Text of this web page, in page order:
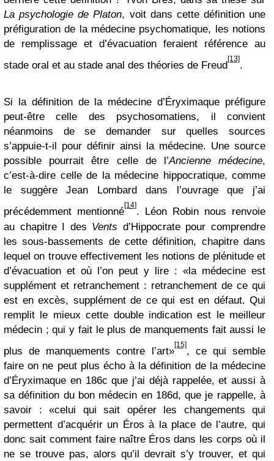
La psychologie de Platon, voit dans cette définition une
préfiguration de la médecine psychomatique, les notions
de remplissage et d’évacuation feraient référence au
stade oral et au stade anal des théories de Freud
[13]
.
Si la définition de la médecine d’Éryximaque préfigure
peut-être celle des psychosomatiens, il convient
néanmoins de se demander sur quelles sources
s’appuie-t-il pour définir ainsi la médecine. Une source
possible pourrait être celle de l’Ancienne médecine,
c’est-à-dire celle de la médecine hippocratique, comme
le suggère Jean Lombard dans l’ouvrage que j’ai
précédemment mentionné
[14]
. Léon Robin nous renvoie
au chapitre I des Vents d’Hippocrate pour comprendre
les sous-bassements de cette définition, chapitre dans
lequel on trouve effectivement les notions de plénitude et
d’évacuation et où l’on peut y lire : «la médecine est
supplément et retranchement : retranchement de ce qui
est en excès, supplément de ce qui est en défaut. Qui
remplit le mieux cette double indication est le meilleur
médecin ; qui y fait le plus de manquements fait aussi le
plus de manquements contre l’art»
[15]
, ce qui semble
faire on ne peut plus écho à la définition de la médecine
d’Éryximaque en 186c que j’ai déjà rappelée, et aussi à
sa définition du bon médecin en 186d, que je rappelle, à
savoir : «celui qui sait opérer les changements qui
permettent d’acquérir un Éros à la place de l’autre, qui
donc sait comment faire naître Éros dans les corps où il
ne se trouve pas, alors qu’il devrait s’y trouver, et qui